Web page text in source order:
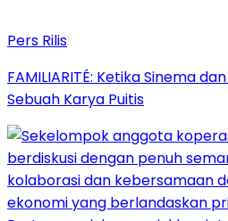
Pers Rilis
FAMILIARITÉ: Ketika Sinema
Sebuah Karya Puitis